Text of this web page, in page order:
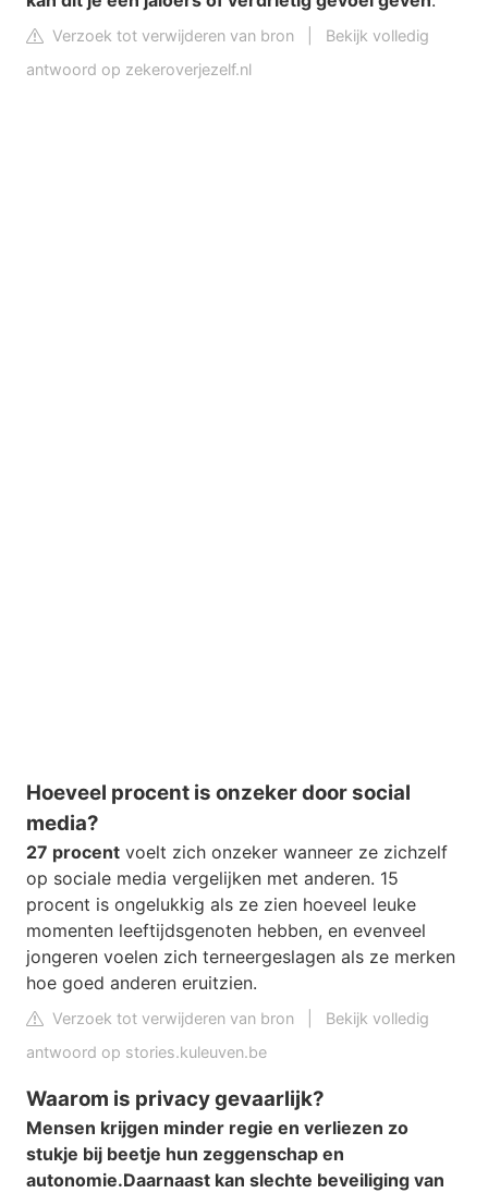
Verzoek tot verwijderen van bron
Bekijk volledig
antwoord op zekeroverjezelf.nl
Hoeveel procent is onzeker door social
media?
27 procent voelt zich onzeker wanneer ze zichzelf
op sociale media vergelijken met anderen. 15
procent is ongelukkig als ze zien hoeveel leuke
momenten leeftijdsgenoten hebben, en evenveel
jongeren voelen zich terneergeslagen als ze merken
hoe goed anderen eruitzien.
Verzoek tot verwijderen van bron
Bekijk volledig
antwoord op stories.kuleuven.be
Waarom is privacy gevaarlijk?
Mensen krijgen minder regie en verliezen zo
stukje bij beetje hun zeggenschap en
autonomie.Daarnaast kan slechte beveiliging van